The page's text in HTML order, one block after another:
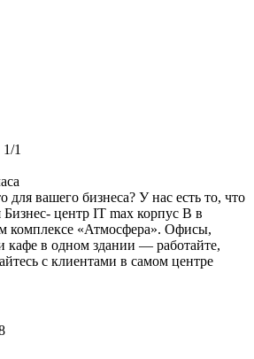
1
для вашего бизнеса? У нас есть то, что
центр IT max корпус B в
комплексе «Атмосфера». Офисы,
кафе в одном здании — работайте,
с клиентами в самом центре